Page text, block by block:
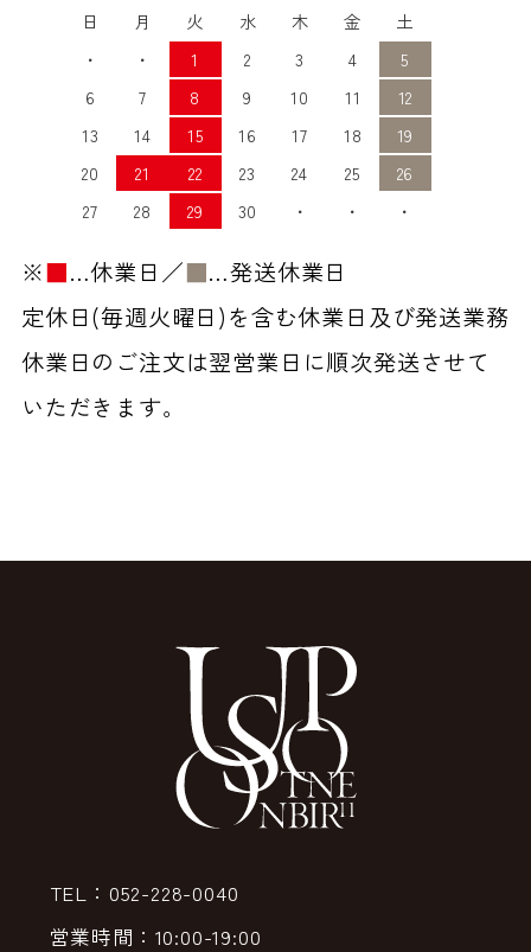
日 月 火 水 木 金
土
・
・ 1 2 3 4
5
6
7 8 9 10 11
12
13
14 15 16 17 18
19
20
21 22 23 24 25
26
27
28 29 30 ・ ・ ・
※■…休業日／■…発送休業日
定休日(毎週火曜日)を含む休業日及び発送業務
休業日のご注文は翌営業日に順次発送させて
いただきます。
TEL：052-228-0040
営業時間：10:00-19:00